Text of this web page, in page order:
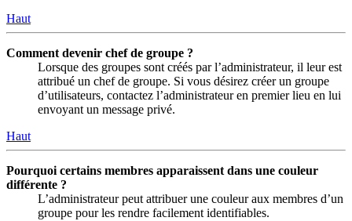
Haut
Comment devenir chef de groupe ?
Lorsque des groupes sont créés par l’administrateur, il leur est
attribué un chef de groupe. Si vous désirez créer un groupe
d’utilisateurs, contactez l’administrateur en premier lieu en lui
envoyant un message privé.
Haut
Pourquoi certains membres apparaissent dans une couleur
différente ?
L’administrateur peut attribuer une couleur aux membres d’un
groupe pour les rendre facilement identifiables.